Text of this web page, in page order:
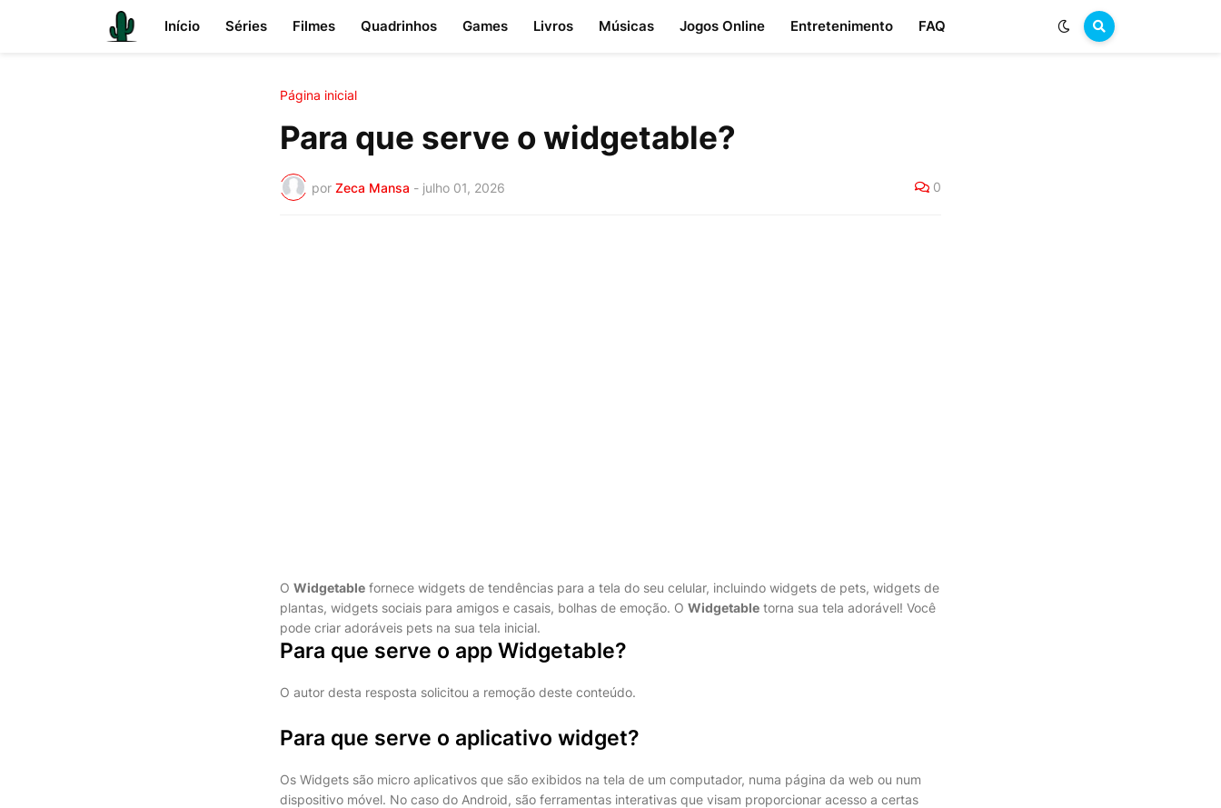
Início Séries Filmes Quadrinhos Games Livros Músicas Jogos Online Entretenimento FAQ
Página inicial
Para que serve o widgetable?
por Zeca Mansa - julho 01, 2026 0
O Widgetable fornece widgets de tendências para a tela do seu celular, incluindo widgets de pets, widgets de
plantas, widgets sociais para amigos e casais, bolhas de emoção. O Widgetable torna sua tela adorável! Você
pode criar adoráveis pets na sua tela inicial.
Para que serve o app Widgetable?
O autor desta resposta solicitou a remoção deste conteúdo.
Para que serve o aplicativo widget?
Os Widgets são micro aplicativos que são exibidos na tela de um computador, numa página da web ou num
dispositivo móvel. No caso do Android, são ferramentas interativas que visam proporcionar acesso a certas